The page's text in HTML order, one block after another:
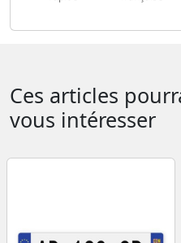
Ces articles
vous intéresser